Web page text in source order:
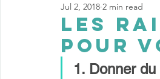
Les
pour
Jul 2, 2018 2 min read
1. Donner